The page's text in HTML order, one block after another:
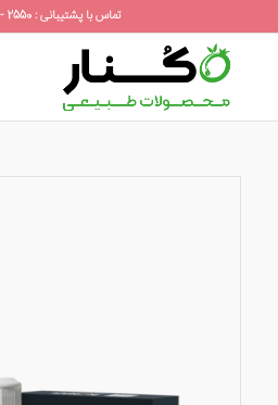
تماس با پشتیبانی : 2550 - 690 - 0919